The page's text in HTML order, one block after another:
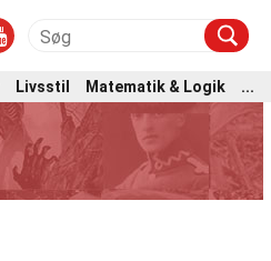
Livsstil Matematik & Logik ...